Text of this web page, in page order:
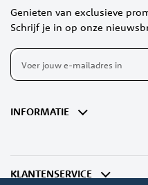
Genieten van exclusieve
Schrijf je in op onze
Abonneer
op
nieuwsbrief
INFORMATIE
KLANTENSERVICE